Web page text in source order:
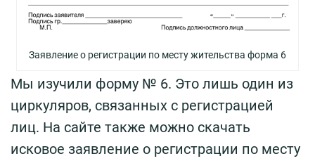
Заявление о регистрации по месту жительства форма 6
Мы изучили форму № 6. Это лишь один из
циркуляров, связанных с регистрацией
лиц. На сайте также можно скачать
исковое заявление о регистрации по месту